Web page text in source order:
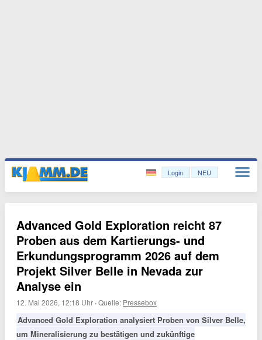
Login NEU
Advanced Gold Exploration reicht 87
Proben aus dem Kartierungs- und
Erkundungsprogramm 2026 auf dem
Projekt Silver Belle in Nevada zur
Analyse ein
12. Mai 2026, 12:18 Uhr ·Quelle: Pressebox
Advanced Gold Exploration analysiert Proben von Silver Belle,
um Mineralisierung zu bestätigen und zukünftige